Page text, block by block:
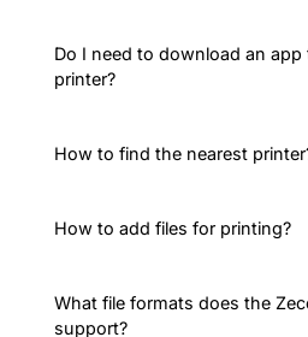
Do I need to download an
printer?
How to find the nearest
How to add files for printing?
What file formats does the
support?